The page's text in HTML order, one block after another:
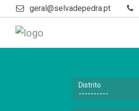
geral@selvadepedra.pt
Distrito